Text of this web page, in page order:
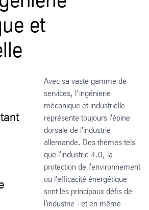
et
Avec sa vaste gamme de
services, l’ingénierie
mécanique et industrielle
représente toujours l'épine
dorsale de l'industrie
allemande. Des thèmes tels
que l'industrie 4.0, la
protection de l'environnement
ou l'efficacité énergétique
sont les principaux défis de
l'industrie - et en même